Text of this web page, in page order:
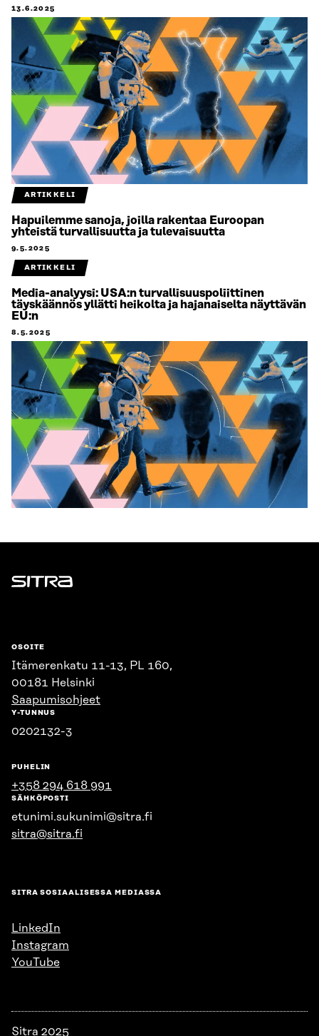
13.6.2025
ARTIKKELI
Hapuilemme sanoja, joilla rakentaa Euroopan
yhteistä turvallisuutta ja tulevaisuutta
9.5.2025
ARTIKKELI
Media-analyysi: USA:n turvallisuuspoliittinen
täyskäännös yllätti heikolta ja hajanaiselta näyttävän
EU:n
8.5.2025
Sitra
OSOITE
Itämerenkatu 11-13, PL 160,
00181 Helsinki
Saapumisohjeet
Y-TUNNUS
0202132-3
PUHELIN
+358 294 618 991
SÄHKÖPOSTI
etunimi.sukunimi@sitra.fi
sitra@sitra.fi
SITRA SOSIAALISESSA MEDIASSA
LinkedIn
Instagram
YouTube
Sitra 2025